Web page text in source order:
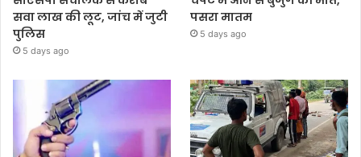
सवा लाख की लूट, जांच में जुटी
पुलिस
5 days ago
पसरा मातम
5 days ago